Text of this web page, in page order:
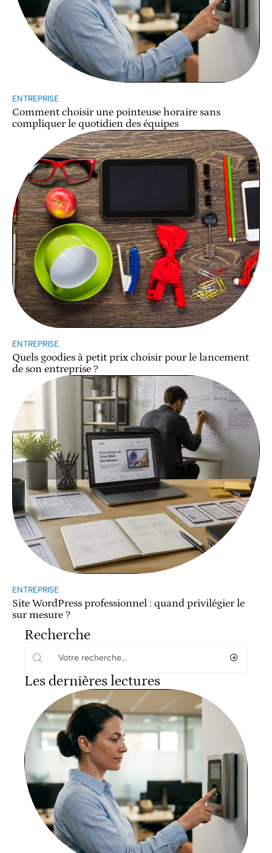
ENTREPRISE
Comment choisir une pointeuse horaire sans
compliquer le quotidien des équipes
ENTREPRISE
Quels goodies à petit prix choisir pour le lancement
de son entreprise ?
ENTREPRISE
Site WordPress professionnel : quand privilégier le
sur mesure ?
Recherche
Les dernières lectures